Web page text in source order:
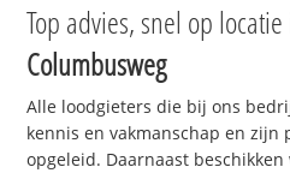
Top advies, snel op
Columbusweg
Alle loodgieters die bij ons
kennis en vakmanschap en zijn
opgeleid. Daarnaast